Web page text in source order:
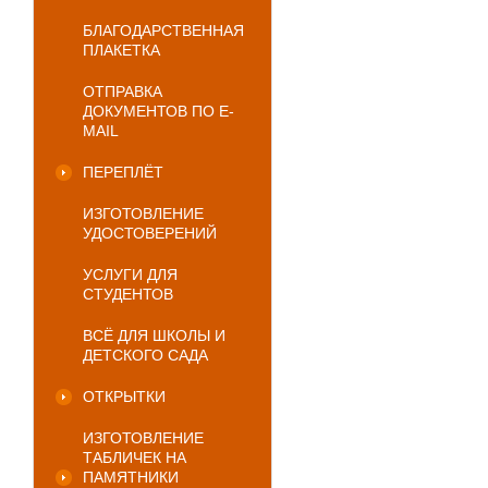
БЛАГОДАРСТВЕННАЯ
ПЛАКЕТКА
ОТПРАВКА
ДОКУМЕНТОВ ПО E-
MAIL
ПЕРЕПЛЁТ
ИЗГОТОВЛЕНИЕ
УДОСТОВЕРЕНИЙ
УСЛУГИ ДЛЯ
СТУДЕНТОВ
ВСЁ ДЛЯ ШКОЛЫ И
ДЕТСКОГО САДА
ОТКРЫТКИ
ИЗГОТОВЛЕНИЕ
ТАБЛИЧЕК НА
ПАМЯТНИКИ